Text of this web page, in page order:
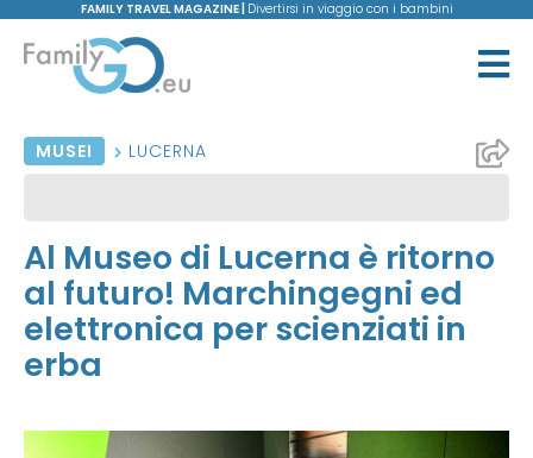
FAMILY TRAVEL MAGAZINE | Divertirsi in viaggio con i bambini
MUSEI LUCERNA
Al Museo di Lucerna è ritorno
al futuro! Marchingegni ed
elettronica per scienziati in
erba